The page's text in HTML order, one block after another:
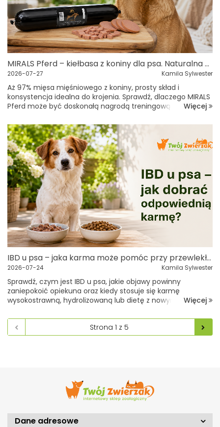
MIRALS Pferd – kiełbasa z koniny dla psa. Naturalna nagroda także dla alergika
2026-07-27 Kamila Sylwester
Aż 97% mięsa mięśniowego z koniny, prosty skład i
konsystencja idealna do krojenia. Sprawdź, dlaczego MIRALS
Pferd może być doskonałą nagrodą treningową również dla
przysmak treningowy powinien b...
Więcej
IBD u psa – jaka karma może pomóc przy przewlekłym zapaleniu jelit?
2026-07-24 Kamila Sylwester
Sprawdź, czym jest IBD u psa, jakie objawy powinny
zaniepokoić opiekuna oraz kiedy stosuje się karmę
wysokostrawną, hydrolizowaną lub dietę z nowym źródłem
konsultacji z lekarzem weterynarii. D...
Więcej
Dane adresowe